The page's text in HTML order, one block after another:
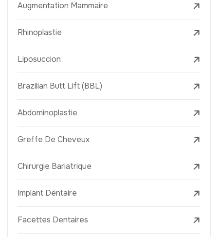
Augmentation Mammaire
Rhinoplastie
Liposuccion
Brazilian Butt Lift (BBL)
Abdominoplastie
Greffe De Cheveux
Chirurgie Bariatrique
Implant Dentaire
Facettes Dentaires